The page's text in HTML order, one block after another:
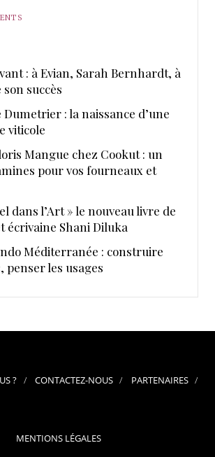
: à Evian, Sarah Bernhardt, à
succès
: la naissance d’une
viticole
Mangue chez Cookut : un
pour vos fourneaux et
dans l’Art » le nouveau livre de
écrivaine Shani Diluka
Méditerranée : construire
penser les usages
? CONTACTEZ-NOUS PARTENAIRES
MENTIONS LÉGALES